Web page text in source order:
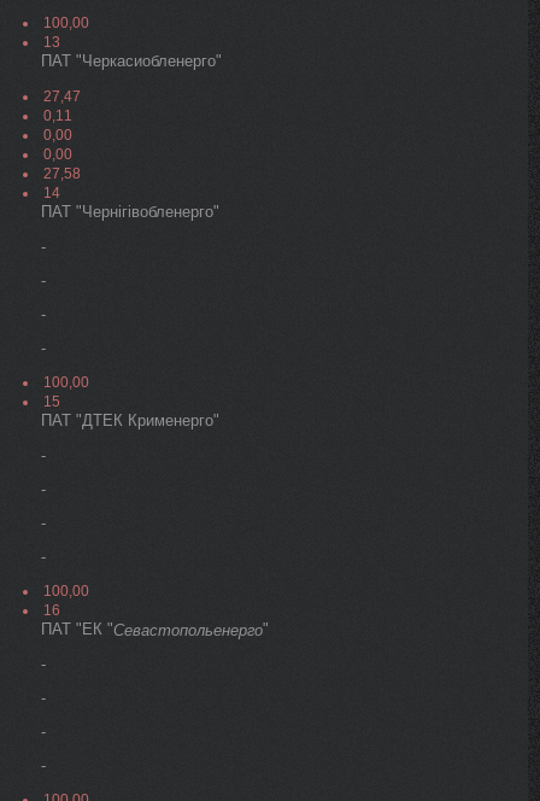
100,00
13
ПАТ "Черкасиобленерго"
27,47
0,11
0,00
0,00
27,58
14
ПАТ "Чернігівобленерго"
-
-
-
-
100,00
15
ПАТ "ДТЕК Крименерго"
-
-
-
-
100,00
16
ПАТ "ЕК "Севастопольенерго"
-
-
-
-